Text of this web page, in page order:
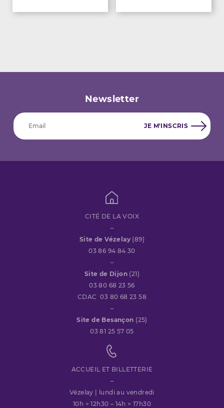
Newsletter
CITÉ DE LA VOIX
–
Site de Vézelay (89)
03 86 94 84 30
–
Site de Dijon (21)
03 80 68 23 56
CDAC 03 80 68 23 58
–
Site de Besançon (25)
03 81 25 57 05
ACCUEIL ET BILLETTERIE
–
Vézelay | lundi au vendredi
10h > 12h30 – 14h > 17h30